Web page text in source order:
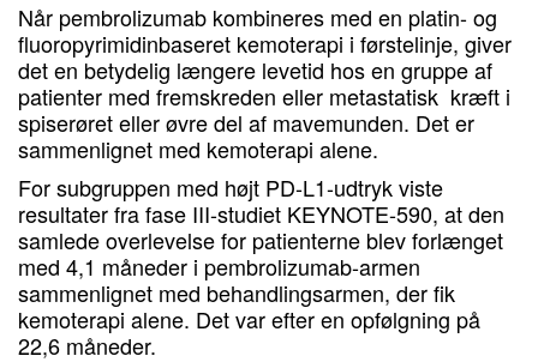
Når pembrolizumab kombineres med en platin- og
fluoropyrimidinbaseret kemoterapi i førstelinje, giver
det en betydelig længere levetid hos en gruppe af
patienter med fremskreden eller metastatisk kræft i
spiserøret eller øvre del af mavemunden. Det er
sammenlignet med kemoterapi alene.
For subgruppen med højt PD-L1-udtryk viste
resultater fra fase III-studiet KEYNOTE-590, at den
samlede overlevelse for patienterne blev forlænget
med 4,1 måneder i pembrolizumab-armen
sammenlignet med behandlingsarmen, der fik
kemoterapi alene. Det var efter en opfølgning på
22,6 måneder.